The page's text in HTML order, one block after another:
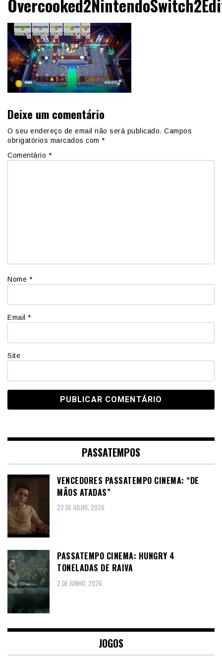
Deixe um comentário
O seu endereço de email não será publicado. Campos
obrigatórios marcados com *
Comentário *
Nome *
Email *
Site
PASSATEMPOS
VENCEDORES PASSATEMPO CINEMA: “DE
MÃOS ATADAS”
22 DE JULHO, 2026
PASSATEMPO CINEMA: HUNGRY 4
TONELADAS DE RAIVA
2 DE JUNHO, 2026
JOGOS